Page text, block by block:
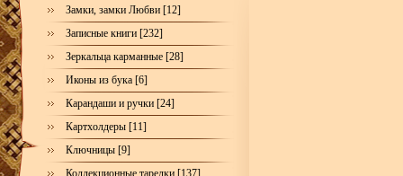
Замки, замки Любви [12]
Записные книги [232]
Зеркальца карманные [28]
Иконы из бука [6]
Карандаши и ручки [24]
Картхолдеры [11]
Ключницы [9]
Коллекционные тарелки [137]